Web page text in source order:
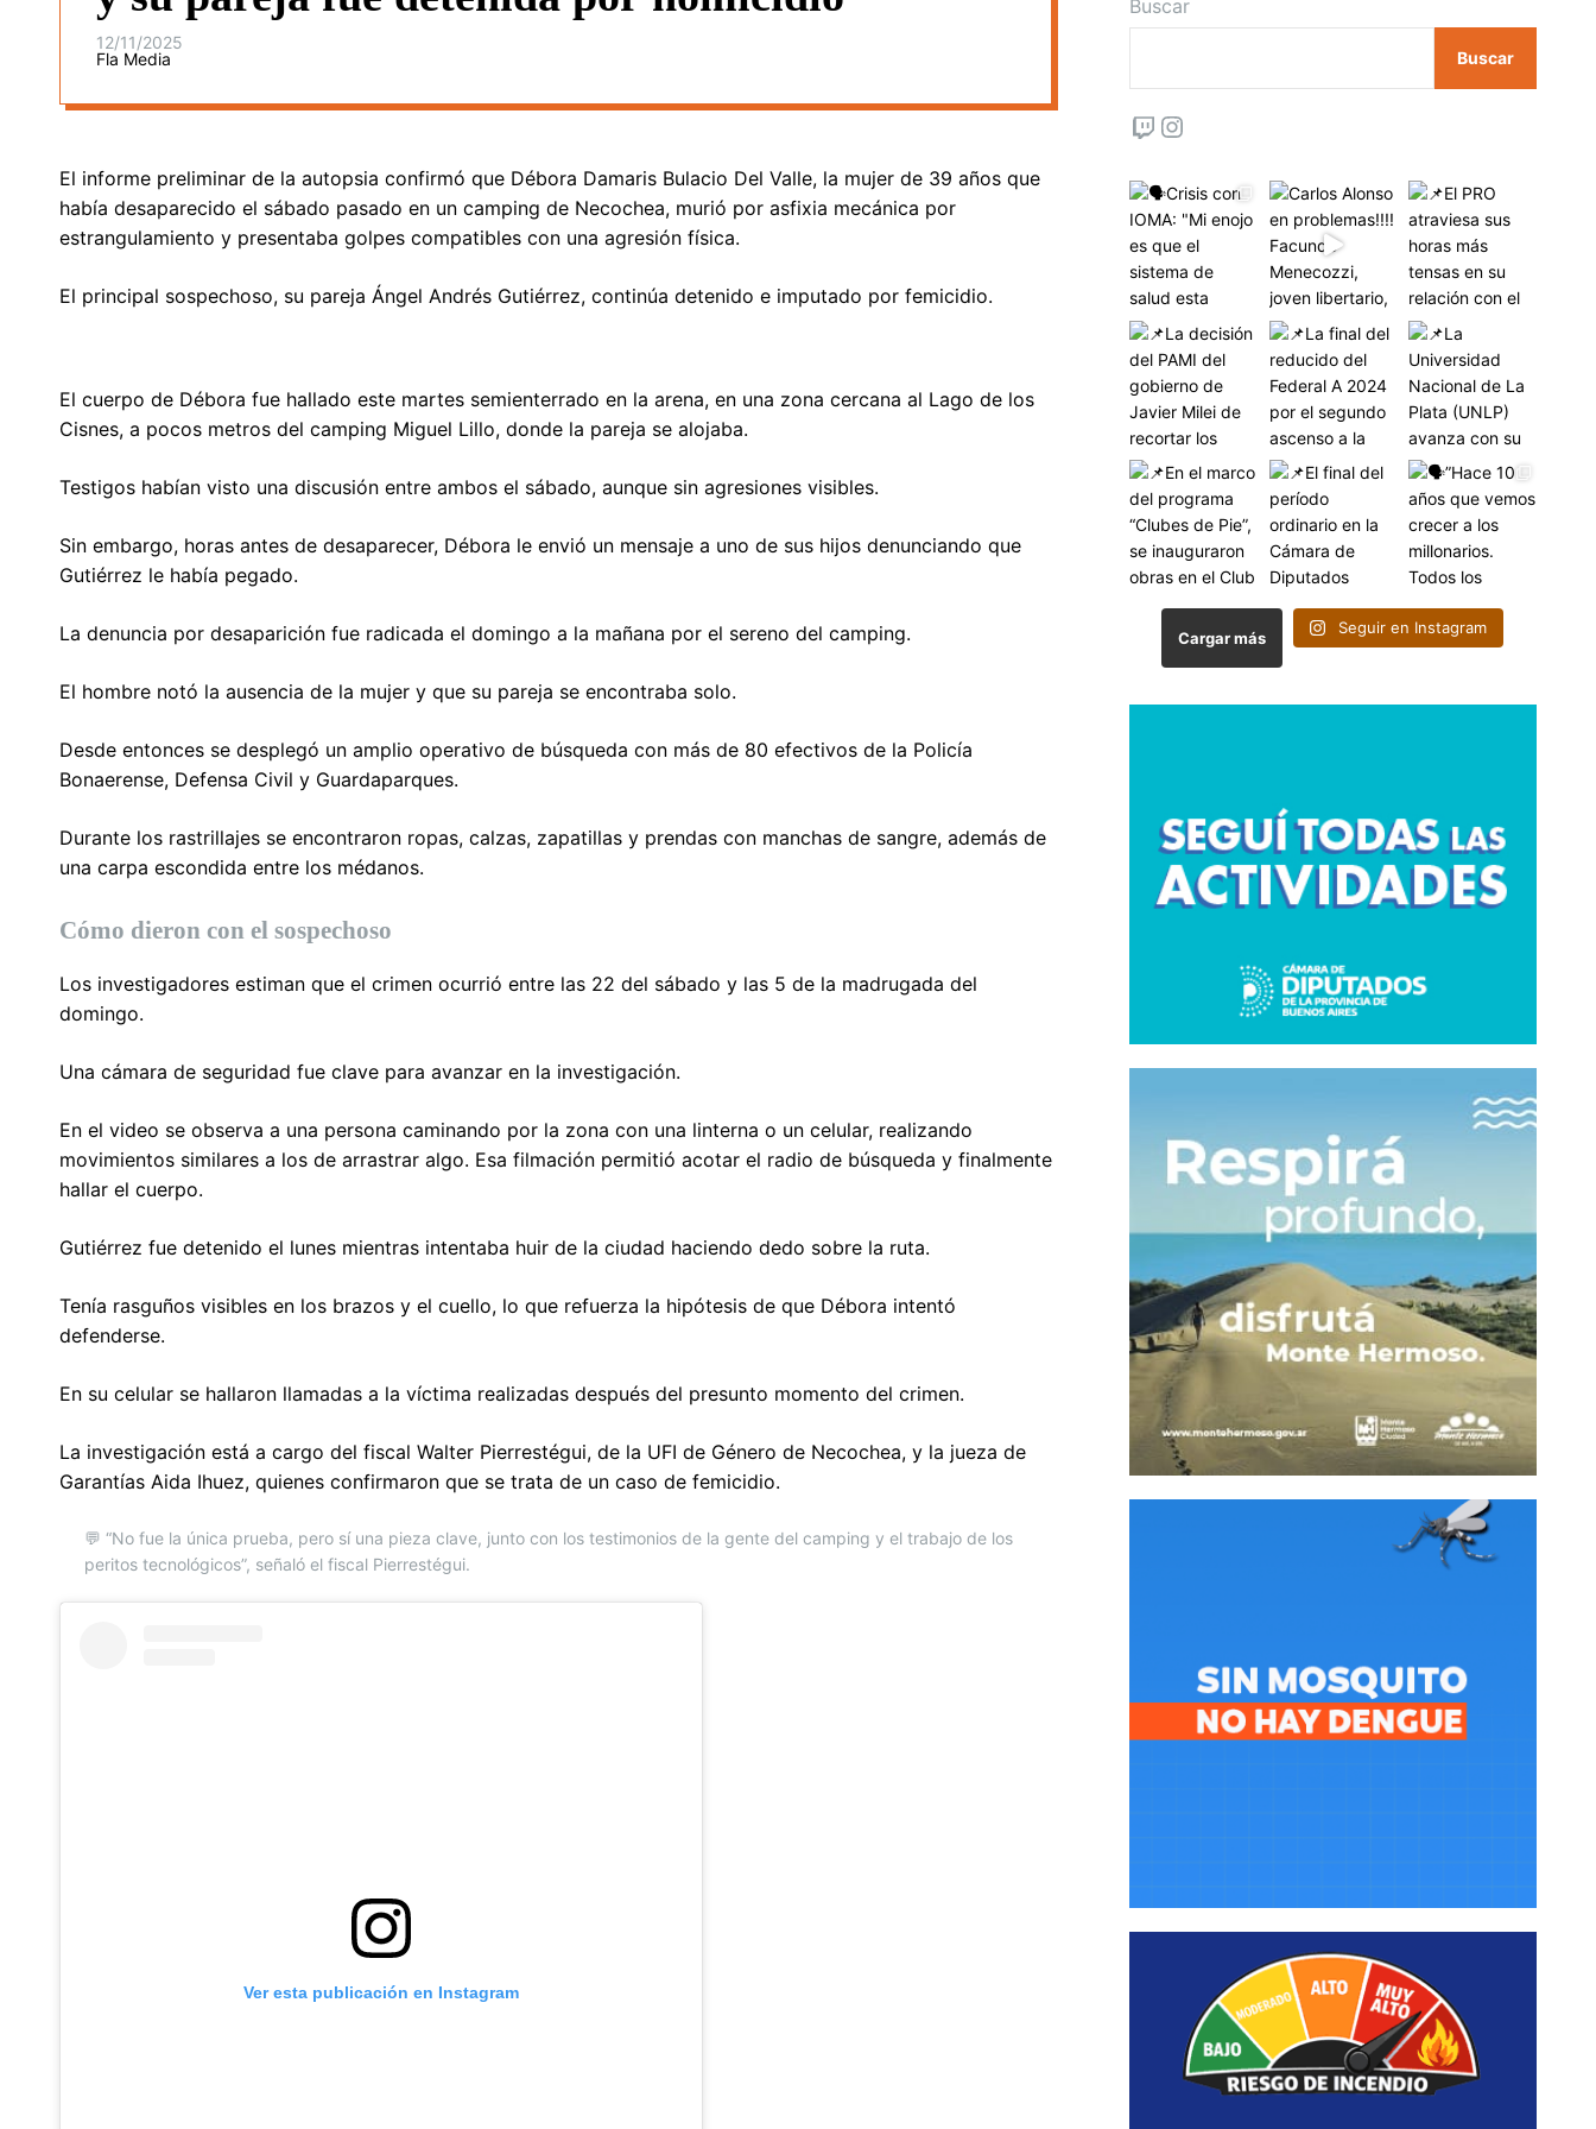
12/11/2025
Fla Media
El informe preliminar de la autopsia confirmó que Débora Damaris Bulacio Del Valle, la mujer de 39 años que
había desaparecido el sábado pasado en un camping de Necochea, murió por asfixia mecánica por
estrangulamiento y presentaba golpes compatibles con una agresión física.
El principal sospechoso, su pareja Ángel Andrés Gutiérrez, continúa detenido e imputado por femicidio.
El cuerpo de Débora fue hallado este martes semienterrado en la arena, en una zona cercana al Lago de los
Cisnes, a pocos metros del camping Miguel Lillo, donde la pareja se alojaba.
Testigos habían visto una discusión entre ambos el sábado, aunque sin agresiones visibles.
Sin embargo, horas antes de desaparecer, Débora le envió un mensaje a uno de sus hijos denunciando que
Gutiérrez le había pegado.
La denuncia por desaparición fue radicada el domingo a la mañana por el sereno del camping.
El hombre notó la ausencia de la mujer y que su pareja se encontraba solo.
Desde entonces se desplegó un amplio operativo de búsqueda con más de 80 efectivos de la Policía
Bonaerense, Defensa Civil y Guardaparques.
Durante los rastrillajes se encontraron ropas, calzas, zapatillas y prendas con manchas de sangre, además de
una carpa escondida entre los médanos.
Cómo dieron con el sospechoso
Los investigadores estiman que el crimen ocurrió entre las 22 del sábado y las 5 de la madrugada del
domingo.
Una cámara de seguridad fue clave para avanzar en la investigación.
En el video se observa a una persona caminando por la zona con una linterna o un celular, realizando
movimientos similares a los de arrastrar algo. Esa filmación permitió acotar el radio de búsqueda y finalmente
hallar el cuerpo.
Gutiérrez fue detenido el lunes mientras intentaba huir de la ciudad haciendo dedo sobre la ruta.
Tenía rasguños visibles en los brazos y el cuello, lo que refuerza la hipótesis de que Débora intentó
defenderse.
En su celular se hallaron llamadas a la víctima realizadas después del presunto momento del crimen.
La investigación está a cargo del fiscal Walter Pierrestégui, de la UFI de Género de Necochea, y la jueza de
Garantías Aida Ihuez, quienes confirmaron que se trata de un caso de femicidio.
💬 “No fue la única prueba, pero sí una pieza clave, junto con los testimonios de la gente del camping y el trabajo de los
peritos tecnológicos”, señaló el fiscal Pierrestégui.
Ver esta publicación en Instagram
Buscar
Buscar
Twitch
Cargar más
Seguir en Instagram